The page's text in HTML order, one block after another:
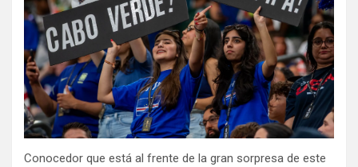
Conocedor que está al frente de la gran sorpresa de este